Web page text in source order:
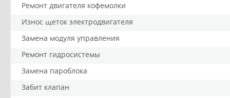
Ремонт двигателя кофемолки
Износ щеток электродвигателя
Замена модуля управления
Ремонт гидросистемы
Замена пароблока
Забит клапан